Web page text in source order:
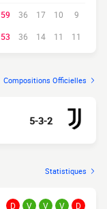
59 36 17 10
9
53 36 14 11 11
Compositions Officielles
5-3-2
Statistiques
D V V V D